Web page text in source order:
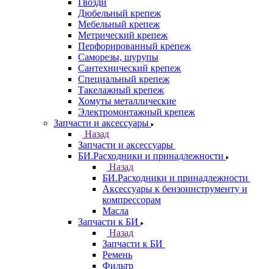
Гвозди
Дюбельный крепеж
Мебельный крепеж
Метрический крепеж
Перфорированный крепеж
Саморезы, шурупы
Сантехнический крепеж
Специальный крепеж
Такелажный крепеж
Хомуты металлические
Электромонтажный крепеж
Запчасти и аксессуары
Назад
Запчасти и аксессуары
БИ.Расходники и принадлежности
Назад
БИ.Расходники и принадлежности
Аксессуары к бензоинструменту и
компрессорам
Масла
Запчасти к БИ
Назад
Запчасти к БИ
Ремень
Фильтр